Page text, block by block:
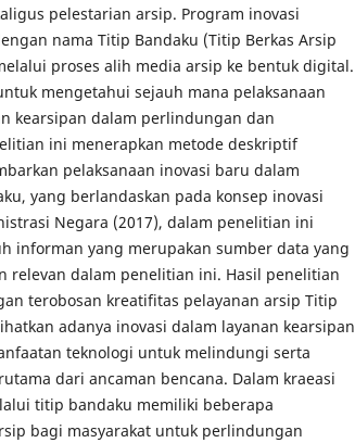
pelestarian arsip. Program inovasi
nama Titip Bandaku (Titip Berkas Arsip
proses alih media arsip ke bentuk digital.
mengetahui sejauh mana pelaksanaan
kearsipan dalam perlindungan dan
ini menerapkan metode deskriptif
pelaksanaan inovasi baru dalam
yang berlandaskan pada konsep inovasi
Negara (2017), dalam penelitian ini
informan yang merupakan sumber data yang
relevan dalam penelitian ini. Hasil penelitian
terobosan kreatifitas pelayanan arsip Titip
adanya inovasi dalam layanan kearsipan
teknologi untuk melindungi serta
dari ancaman bencana. Dalam kraeasi
titip bandaku memiliki beberapa
bagi masyarakat untuk perlindungan